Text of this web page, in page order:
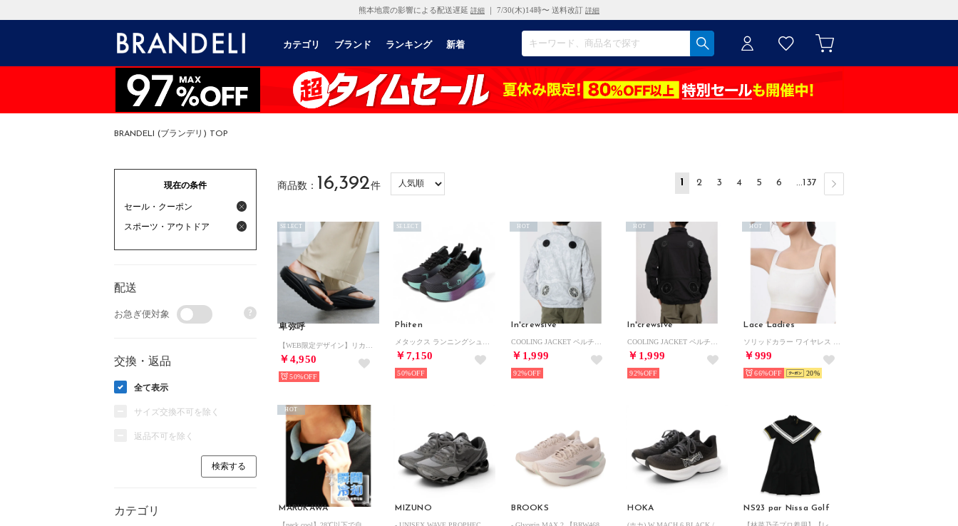
熊本地震の影響による配送遅延 詳細 ｜ 7/30(木)14時〜 送料改訂 詳細
カテゴリ ブランド ランキング 新着
BRANDELI (ブランデリ) TOP
現在の条件
セール・クーポン
スポーツ・アウトドア
配送
お急ぎ便対象 ?
交換・返品
全て表示
サイズ交換不可を除く
返品不可を除く
カテゴリ
商品数： 16,392件 1 2 3 4 5 6 ...137
卑弥呼
￥4,950
SELECT
50%
Phiten
￥7,150
SELECT
50%
In'crewsive
￥1,999
HOT
92%
In'crewsive
￥1,999
HOT
92%
Lace Ladies
￥999
HOT
66% 20
MARUKAWA
HOT
MIZUNO BROOKS HOKA NS23 par Nissa Golf